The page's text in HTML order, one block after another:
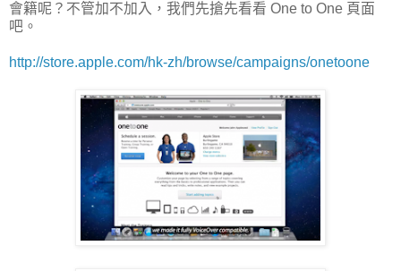
會籍呢？不管加不加入，我們先搶先看看 One to One 頁面
吧。
http://store.apple.com/hk-zh/browse/campaigns/onetoone